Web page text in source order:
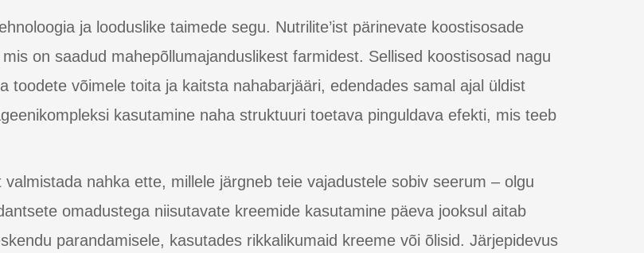
ja looduslike taimede segu. Nutrilite’ist pärinevate koostisosade
on saadud mahepõllumajanduslikest farmidest. Sellised koostisosad nagu
toodete võimele toita ja kaitsta nahabarjääri, edendades samal ajal üldist
kasutamine naha struktuuri toetava pinguldava efekti, mis teeb
nahka ette, millele järgneb teie vajadustele sobiv seerum – olgu
omadustega niisutavate kreemide kasutamine päeva jooksul aitab
parandamisele, kasutades rikkalikumaid kreeme või õlisid. Järjepidevus